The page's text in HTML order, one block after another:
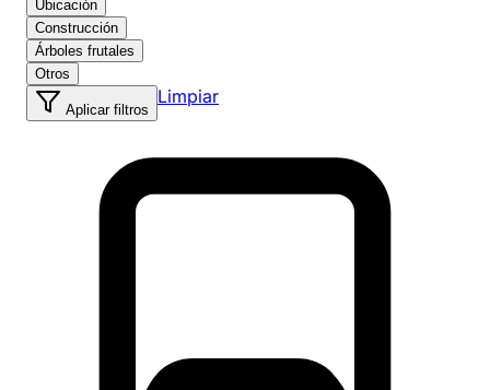
Ubicación
Construcción
Árboles frutales
Otros
Aplicar filtros
Limpiar